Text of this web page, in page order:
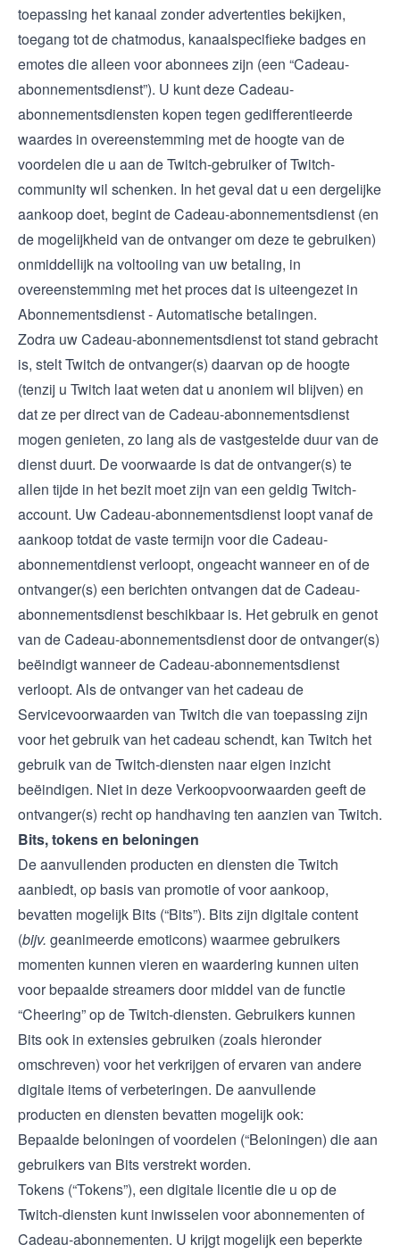
toepassing het kanaal zonder advertenties bekijken,
toegang tot de chatmodus, kanaalspecifieke badges en
emotes die alleen voor abonnees zijn (een “Cadeau-
abonnementsdienst”). U kunt deze Cadeau-
abonnementsdiensten kopen tegen gedifferentieerde
waardes in overeenstemming met de hoogte van de
voordelen die u aan de Twitch-gebruiker of Twitch-
community wil schenken. In het geval dat u een dergelijke
aankoop doet, begint de Cadeau-abonnementsdienst (en
de mogelijkheid van de ontvanger om deze te gebruiken)
onmiddellijk na voltooiing van uw betaling, in
overeenstemming met het proces dat is uiteengezet in
Abonnementsdienst - Automatische betalingen.
Zodra uw Cadeau-abonnementsdienst tot stand gebracht
is, stelt Twitch de ontvanger(s) daarvan op de hoogte
(tenzij u Twitch laat weten dat u anoniem wil blijven) en
dat ze per direct van de Cadeau-abonnementsdienst
mogen genieten, zo lang als de vastgestelde duur van de
dienst duurt. De voorwaarde is dat de ontvanger(s) te
allen tijde in het bezit moet zijn van een geldig Twitch-
account. Uw Cadeau-abonnementsdienst loopt vanaf de
aankoop totdat de vaste termijn voor die Cadeau-
abonnementdienst verloopt, ongeacht wanneer en of de
ontvanger(s) een berichten ontvangen dat de Cadeau-
abonnementsdienst beschikbaar is. Het gebruik en genot
van de Cadeau-abonnementsdienst door de ontvanger(s)
beëindigt wanneer de Cadeau-abonnementsdienst
verloopt. Als de ontvanger van het cadeau de
Servicevoorwaarden van Twitch die van toepassing zijn
voor het gebruik van het cadeau schendt, kan Twitch het
gebruik van de Twitch-diensten naar eigen inzicht
beëindigen. Niet in deze Verkoopvoorwaarden geeft de
ontvanger(s) recht op handhaving ten aanzien van Twitch.
Bits, tokens en beloningen
De aanvullenden producten en diensten die Twitch
aanbiedt, op basis van promotie of voor aankoop,
bevatten mogelijk Bits (“Bits”). Bits zijn digitale content
(bijv. geanimeerde emoticons) waarmee gebruikers
momenten kunnen vieren en waardering kunnen uiten
voor bepaalde streamers door middel van de functie
“Cheering” op de Twitch-diensten. Gebruikers kunnen
Bits ook in extensies gebruiken (zoals hieronder
omschreven) voor het verkrijgen of ervaren van andere
digitale items of verbeteringen. De aanvullende
producten en diensten bevatten mogelijk ook:
Bepaalde beloningen of voordelen (“Beloningen) die aan
gebruikers van Bits verstrekt worden.
Tokens (“Tokens”), een digitale licentie die u op de
Twitch-diensten kunt inwisselen voor abonnementen of
Cadeau-abonnementen. U krijgt mogelijk een beperkte